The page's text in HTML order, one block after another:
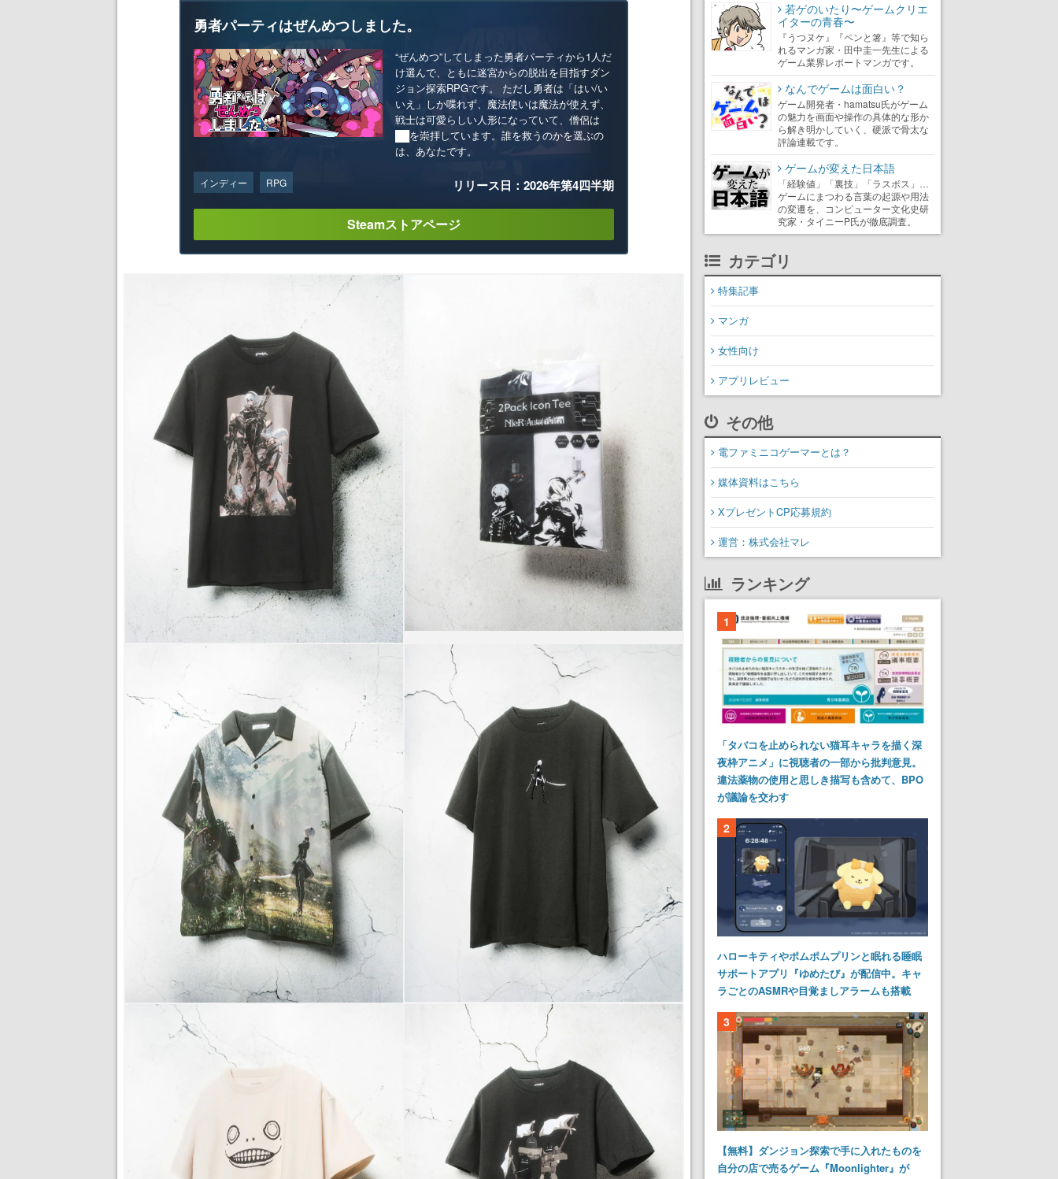
勇者パーティはぜんめつしました。
“ぜんめつ”してしまった勇者パーティから1人だ
け選んで、ともに迷宮からの脱出を目指すダン
ジョン探索RPGです。 ただし勇者は「はい/い
いえ」しか喋れず、魔法使いは魔法が使えず、
戦士は可愛らしい人形になっていて、僧侶は
██を崇拝しています。誰を救うのかを選ぶの
は、あなたです。
インディー RPG リリース日：2026年第4四半期
Steamストアページ
若ゲのいたり〜ゲームクリエ
イターの青春〜
『うつヌケ』『ペンと箸』等で知ら
れるマンガ家・田中圭一先生による
ゲーム業界レポートマンガです。
なんでゲームは面白い？
ゲーム開発者・hamatsu氏がゲーム
の魅力を画面や操作の具体的な形か
ら解き明かしていく、硬派で骨太な
評論連載です。
ゲームが変えた日本語
「経験値」「裏技」「ラスボス」…
ゲームにまつわる言葉の起源や用法
の変遷を、コンピューター文化史研
究家・タイニーP氏が徹底調査。
カテゴリ
特集記事
マンガ
女性向け
アプリレビュー
その他
電ファミニコゲーマーとは？
媒体資料はこちら
XプレゼントCP応募規約
運営：株式会社マレ
ランキング
1
「タバコを止められない猫耳キャラを描く深
夜枠アニメ」に視聴者の一部から批判意見。
違法薬物の使用と思しき描写も含めて、BPO
が議論を交わす
2
ハローキティやポムポムプリンと眠れる睡眠
サポートアプリ『ゆめたび』が配信中。キャ
ラごとのASMRや目覚ましアラームも搭載
3
【無料】ダンジョン探索で手に入れたものを
自分の店で売るゲーム『Moonlighter』が